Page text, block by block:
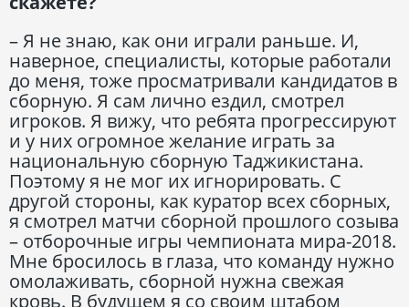
– Я не знаю, как они играли раньше. И,
наверное, специалисты, которые работали
до меня, тоже просматривали кандидатов в
сборную. Я сам лично ездил, смотрел
игроков. Я вижу, что ребята прогрессируют
и у них огромное желание играть за
национальную сборную Таджикистана.
Поэтому я не мог их игнорировать. С
другой стороны, как куратор всех сборных,
я смотрел матчи сборной прошлого созыва
– отборочные игры чемпионата мира-2018.
Мне бросилось в глаза, что команду нужно
омолаживать, сборной нужна свежая
кровь. В будущем я со своим штабом